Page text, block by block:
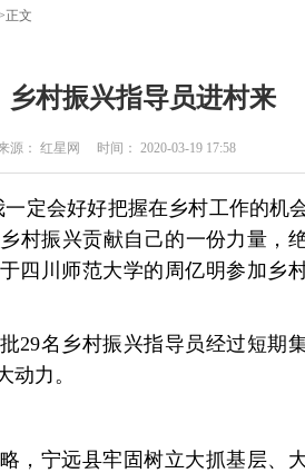
正文
乡村振兴指导员进村来
源： 红星网 时间： 2020-03-19 17:58
定会好好把握在乡村工作的机
村振兴贡献自己的一份力量，
四川师范大学的周亿明参加乡
29名乡村振兴指导员经过短期
动力。
，宁远县牢固树立大抓基层、